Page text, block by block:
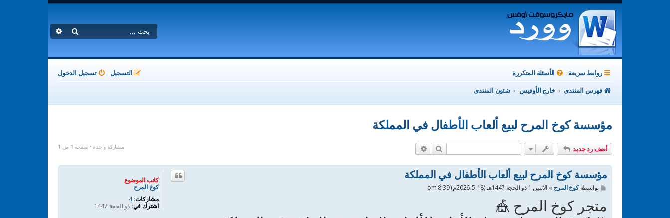
بحث
روابط سريعة الأسئلة المتكررة تسجيل الدخول
التسجيل
فهرس المنتدى
خارج الأوفيس شئون المنتدى
مؤسسة كوخ المرح لبيع ألعاب الأطفال في المملكة
أضف رد جديد بحث مشاركة واحدة • صفحة 1 من 1
كاتب الموضوع
كوخ المرح
مشاركات: 4
اشترك في: ذو الحجة 1447
مؤسسة كوخ المرح لبيع ألعاب الأطفال في المملكة
م
ش
ر
ك
بواسطةكوخ المرح » الاثنين 1 ذو الحجة 1447هـ (18-5-2026م) 8:39 pm
متجر كوخ المرح 🎪